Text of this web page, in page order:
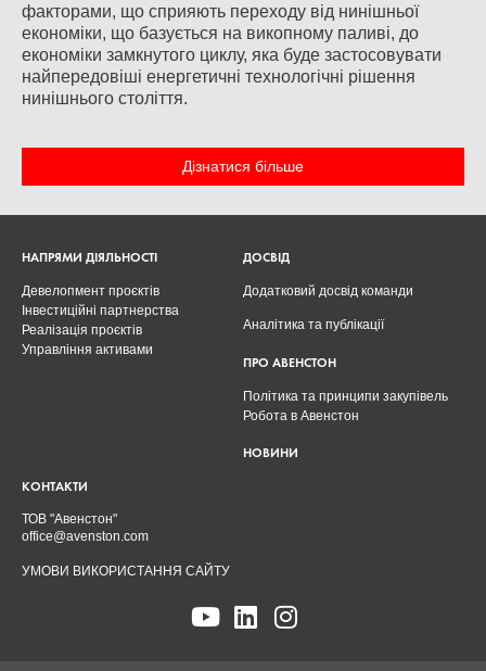
факторами, що сприяють переходу від нинішньої
економіки, що базується на викопному паливі, до
економіки замкнутого циклу, яка буде застосовувати
найпередовіші енергетичні технологічні рішення
нинішнього століття.
Дізнатися більше
НАПРЯМИ ДІЯЛЬНОСТІ
Девелопмент проєктів
Інвестиційні партнерства
Реалізація проєктів
Управління активами
ДОСВІД
Додатковий досвід команди
Аналітика та публікації
ПРО АВЕНСТОН
Політика та принципи закупівель
Робота в Авенстон
НОВИНИ
КОНТАКТИ
ТОВ "Авенстон"
office@avenston.com
УМОВИ ВИКОРИСТАННЯ САЙТУ